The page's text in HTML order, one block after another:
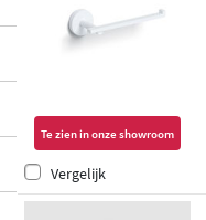
Te zien in onze showroom
Vergelijk